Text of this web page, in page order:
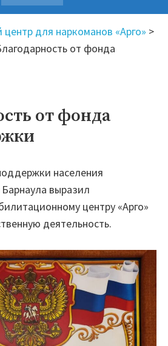
для наркоманов «Арго» >
от фонда
от фонда
населения
выразил
центру «Арго»
деятельность.